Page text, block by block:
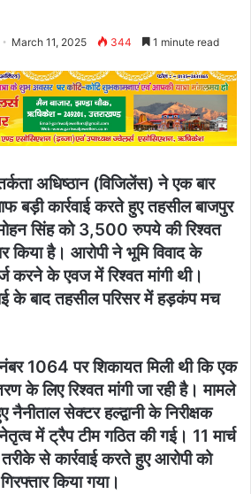
March 11, 2025 344 1 minute read
अधिष्ठान (विजिलेंस) ने एक बार
बड़ी कार्रवाई करते हुए तहसील बाजपुर
सिंह को 3,500 रुपये की रिश्वत
किया है। आरोपी ने भूमि विवाद के
करने के एवज में रिश्वत मांगी थी।
के बाद तहसील परिसर में हड़कंप मच
1064 पर शिकायत मिली थी कि एक
के लिए रिश्वत मांगी जा रही है। मामले
सेक्टर हल्द्वानी के निरीक्षक
में ट्रैप टीम गठित की गई। 11 मार्च
से कार्रवाई करते हुए आरोपी को
किया गया।